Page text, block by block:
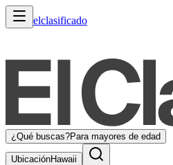
elclasificado
¿Qué buscas?Para mayores de edad
UbicaciónHawaii